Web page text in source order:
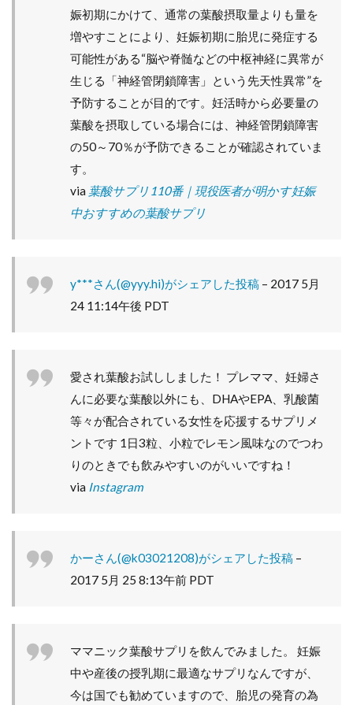
娠初期にかけて、通常の葉酸摂取量よりも量を
増やすことにより、妊娠初期に胎児に発症する
可能性がある“脳や脊髄などの中枢神経に異常が
生じる「神経管閉鎖障害」という先天性異常”を
予防することが目的です。妊活時から必要量の
葉酸を摂取している場合には、神経管閉鎖障害
の50～70％が予防できることが確認されていま
す。
via 葉酸サプリ110番｜現役医者が明かす妊娠
中おすすめの葉酸サプリ
y***さん(@yyy.hi)がシェアした投稿 – 2017 5月
24 11:14午後 PDT
愛され葉酸お試ししました！ プレママ、妊婦さ
んに必要な葉酸以外にも、DHAやEPA、乳酸菌
等々が配合されている女性を応援するサプリメ
ントです 1日3粒、小粒でレモン風味なのでつわ
りのときでも飲みやすいのがいいですね！
via Instagram
かーさん(@k03021208)がシェアした投稿 –
2017 5月 25 8:13午前 PDT
ママニック葉酸サプリを飲んでみました。 妊娠
中や産後の授乳期に最適なサプリなんですが、
今は国でも勧めていますので、胎児の発育の為